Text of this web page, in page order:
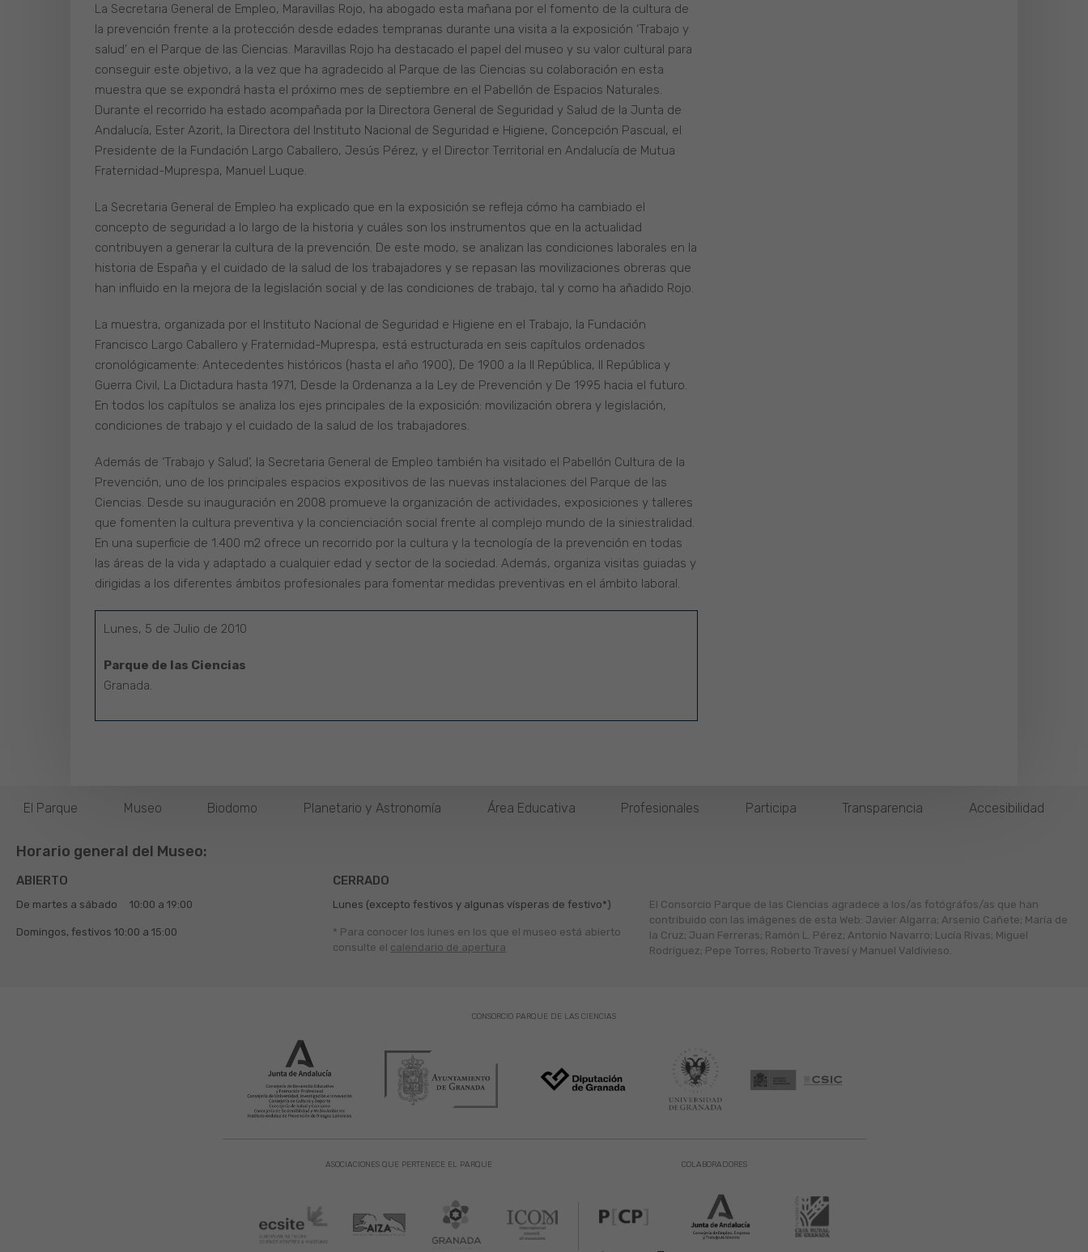
La Secretaria General de Empleo, Maravillas Rojo, ha abogado esta mañana por el fomento de la cultura de
la prevención frente a la protección desde edades tempranas durante una visita a la exposición ‘Trabajo y
salud’ en el Parque de las Ciencias. Maravillas Rojo ha destacado el papel del museo y su valor cultural para
conseguir este objetivo, a la vez que ha agradecido al Parque de las Ciencias su colaboración en esta
muestra que se expondrá hasta el próximo mes de septiembre en el Pabellón de Espacios Naturales.
Durante el recorrido ha estado acompañada por la Directora General de Seguridad y Salud de la Junta de
Andalucía, Ester Azorit, la Directora del Instituto Nacional de Seguridad e Higiene, Concepción Pascual, el
Presidente de la Fundación Largo Caballero, Jesús Pérez, y el Director Territorial en Andalucía de Mutua
Fraternidad-Muprespa, Manuel Luque.
La Secretaria General de Empleo ha explicado que en la exposición se refleja cómo ha cambiado el
concepto de seguridad a lo largo de la historia y cuáles son los instrumentos que en la actualidad
contribuyen a generar la cultura de la prevención. De este modo, se analizan las condiciones laborales en la
historia de España y el cuidado de la salud de los trabajadores y se repasan las movilizaciones obreras que
han influido en la mejora de la legislación social y de las condiciones de trabajo, tal y como ha añadido Rojo.
La muestra, organizada por el Instituto Nacional de Seguridad e Higiene en el Trabajo, la Fundación
Francisco Largo Caballero y Fraternidad-Muprespa, está estructurada en seis capítulos ordenados
cronológicamente: Antecedentes históricos (hasta el año 1900), De 1900 a la II República, II República y
Guerra Civil, La Dictadura hasta 1971, Desde la Ordenanza a la Ley de Prevención y De 1995 hacia el futuro.
En todos los capítulos se analiza los ejes principales de la exposición: movilización obrera y legislación,
condiciones de trabajo y el cuidado de la salud de los trabajadores.
Además de ‘Trabajo y Salud’, la Secretaria General de Empleo también ha visitado el Pabellón Cultura de la
Prevención, uno de los principales espacios expositivos de las nuevas instalaciones del Parque de las
Ciencias. Desde su inauguración en 2008 promueve la organización de actividades, exposiciones y talleres
que fomenten la cultura preventiva y la concienciación social frente al complejo mundo de la siniestralidad.
En una superficie de 1.400 m2 ofrece un recorrido por la cultura y la tecnología de la prevención en todas
las áreas de la vida y adaptado a cualquier edad y sector de la sociedad. Además, organiza visitas guiadas y
dirigidas a los diferentes ámbitos profesionales para fomentar medidas preventivas en el ámbito laboral.
Lunes, 5 de Julio de 2010
Parque de las Ciencias
Granada.
El Parque Museo Biodomo Planetario y Astronomía Área Educativa Profesionales Participa Transparencia Accesibilidad
Horario general del Museo:
ABIERTO
De martes a sábado 10:00 a 19:00
Domingos, festivos 10:00 a 15:00
CERRADO
Lunes (excepto festivos y algunas vísperas de festivo*)
* Para conocer los lunes en los que el museo está abierto
consulte el calendario de apertura
El Consorcio Parque de las Ciencias agradece a los/as fotógráfos/as que han
contribuido con las imágenes de esta Web: Javier Algarra; Arsenio Cañete; María de
la Cruz; Juan Ferreras; Ramón L. Pérez; Antonio Navarro; Lucía Rivas; Miguel
Rodríguez; Pepe Torres; Roberto Travesí y Manuel Valdivieso.
ASOCIACIONES QUE PERTENECE EL PARQUE
CONSORCIO PARQUE DE LAS CIENCIAS
COLABORADORES